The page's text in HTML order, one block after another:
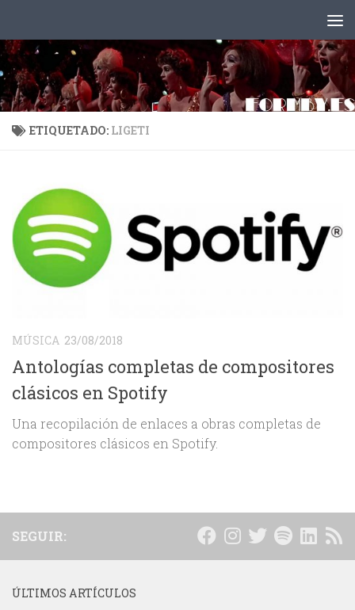
ETIQUETADO: LIGETI
MÚSICA 23/08/2018
Antologías completas de compositores
clásicos en Spotify
Una recopilación de enlaces a obras completas de
compositores clásicos en Spotify.
SEGUIR:
ÚLTIMOS ARTÍCULOS